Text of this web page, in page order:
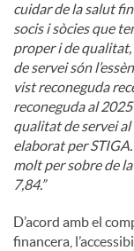
cuidar de la salut
socis i sòcies que
proper i de
de servei són
vist reconeguda
reconeguda al
qualitat de servei al
elaborat per
molt per sobre de
7,84.”
D’acord amb el
financera,